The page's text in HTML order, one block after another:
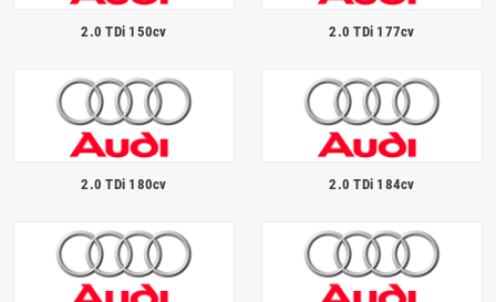
2.0 TDi 150cv 2.0 TDi 177cv
2.0 TDi 180cv 2.0 TDi 184cv